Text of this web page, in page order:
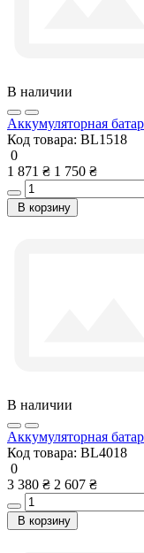
В наличии
Аккумуляторная
Код товара: BL1518
0
1 871 ₴ 1 750 ₴
В корзину
В наличии
Аккумуляторная
Код товара: BL4018
0
3 380 ₴ 2 607 ₴
В корзину